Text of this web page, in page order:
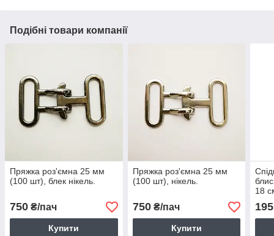
Подібні товари компанії
Пряжка роз'ємна 25 мм
(100 шт), блек нікель.
750 ₴/пач
Купити
Пряжка роз'ємна 25 мм
(100 шт), нікель.
750₴/пач
Купити
18
195